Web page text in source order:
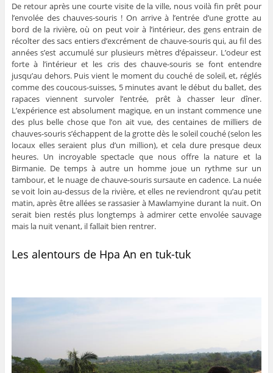
De retour après une courte visite de la ville, nous voilà fin prêt pour
l’envolée des chauves-souris ! On arrive à l’entrée d’une grotte au
bord de la rivière, où on peut voir à l’intérieur, des gens entrain de
récolter des sacs entiers d’excrément de chauve-souris qui, au fil des
années s’est accumulé sur plusieurs mètres d’épaisseur. L’odeur est
forte à l’intérieur et les cris des chauve-souris se font entendre
jusqu’au dehors. Puis vient le moment du couché de soleil, et, réglés
comme des coucous-suisses, 5 minutes avant le début du ballet, des
rapaces viennent survoler l’entrée, prêt à chasser leur dîner.
L’expérience est absolument magique, en un instant commence une
des plus belle chose que l’on ait vue, des centaines de milliers de
chauves-souris s’échappent de la grotte dès le soleil couché (selon les
locaux elles seraient plus d’un million), et cela dure presque deux
heures. Un incroyable spectacle que nous offre la nature et la
Birmanie. De temps à autre un homme joue un rythme sur un
tambour, et le nuage de chauve-souris sursaute en cadence. La nuée
se voit loin au-dessus de la rivière, et elles ne reviendront qu’au petit
matin, après être allées se rassasier à Mawlamyine durant la nuit. On
serait bien restés plus longtemps à admirer cette envolée sauvage
mais la nuit venant, il fallait bien rentrer.
Les alentours de Hpa An en tuk-tuk